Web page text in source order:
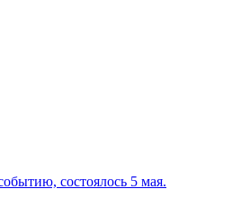
состоялось 5 мая.